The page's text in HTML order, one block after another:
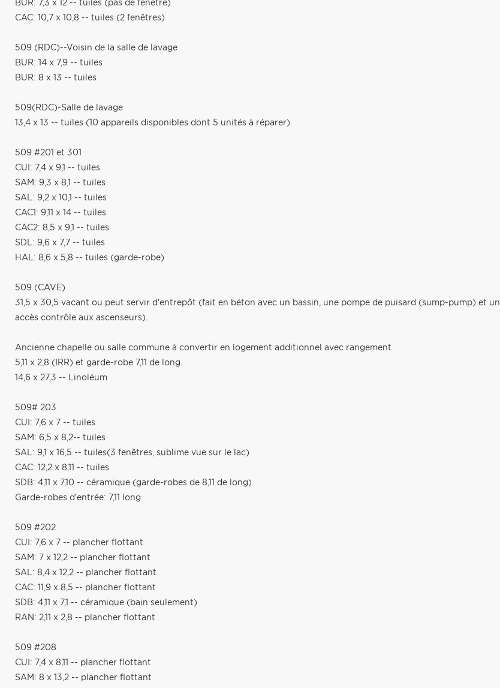
BUR: 7,3 x 12 -- tuiles (pas de fenêtre)
CAC: 10,7 x 10,8 -- tuiles (2 fenêtres)
509 (RDC)--Voisin de la salle de lavage
BUR: 14 x 7,9 -- tuiles
BUR: 8 x 13 -- tuiles
509(RDC)-Salle de lavage
13,4 x 13 -- tuiles (10 appareils disponibles dont 5 unités à réparer).
509 #201 et 301
CUI: 7,4 x 9,1 -- tuiles
SAM: 9,3 x 8,1 -- tuiles
SAL: 9,2 x 10,1 -- tuiles
CAC1: 9,11 x 14 -- tuiles
CAC2: 8,5 x 9,1 -- tuiles
SDL: 9,6 x 7,7 -- tuiles
HAL: 8,6 x 5,8 -- tuiles (garde-robe)
509 (CAVE)
31,5 x 30,5 vacant ou peut servir d'entrepôt (fait en béton avec un bassin, une pompe de puisard (sump-pump) et un
accès contrôle aux ascenseurs).
Ancienne chapelle ou salle commune à convertir en logement additionnel avec rangement
5,11 x 2,8 (IRR) et garde-robe 7,11 de long.
14,6 x 27,3 -- Linoléum
509# 203
CUI: 7,6 x 7 -- tuiles
SAM: 6,5 x 8,2-- tuiles
SAL: 9,1 x 16,5 -- tuiles(3 fenêtres, sublime vue sur le lac)
CAC: 12,2 x 8,11 -- tuiles
SDB: 4,11 x 7,10 -- céramique (garde-robes de 8,11 de long)
Garde-robes d'entrée: 7,11 long
509 #202
CUI: 7,6 x 7 -- plancher flottant
SAM: 7 x 12,2 -- plancher flottant
SAL: 8,4 x 12,2 -- plancher flottant
CAC: 11,9 x 8,5 -- plancher flottant
SDB: 4,11 x 7,1 -- céramique (bain seulement)
RAN: 2,11 x 2,8 -- plancher flottant
509 #208
CUI: 7,4 x 8,11 -- plancher flottant
SAM: 8 x 13,2 -- plancher flottant